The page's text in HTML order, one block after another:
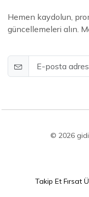
Hemen kaydolun,
güncellemeleri alın.
© 2026
Takip Et Fırsat